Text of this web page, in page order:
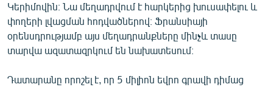
ԲԱՆԱՎԵՃ
ՁԳՏԵԼՈՎ ԼԱՎԱԳՈՒՅՆԻՆ
ՓՈԴՔԱՍԹ
Հայերեն
Կերիմովին։ Նա մեղադրվում է հարկերից խուսափելու և
փողերի լվացման հոդվածներով։ Ֆրանսիայի
օրենսդրությամբ այս մեղադրանքները մինչև տասը
տարվա ազատազրկում են նախատեսում։
Դատարանը որոշել է, որ 5 միլիոն եվրո գրավի դիմաց